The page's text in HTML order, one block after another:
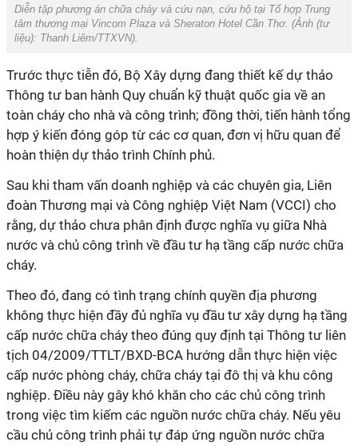
Diễn tập phương án chữa cháy và cứu nạn, cứu hộ tại Tổ hợp Trung
tâm thương mại Vincom Plaza và Sheraton Hotel Cần Thơ. (Ảnh (tư
liệu): Thanh Liêm/TTXVN).
Trước thực tiễn đó, Bộ Xây dựng đang thiết kế dự thảo
Thông tư ban hành Quy chuẩn kỹ thuật quốc gia về an
toàn cháy cho nhà và công trình; đồng thời, tiến hành tổng
hợp ý kiến đóng góp từ các cơ quan, đơn vị hữu quan để
hoàn thiện dự thảo trình Chính phủ.
Sau khi tham vấn doanh nghiệp và các chuyên gia, Liên
đoàn Thương mại và Công nghiệp Việt Nam (VCCI) cho
rằng, dự thảo chưa phân định được nghĩa vụ giữa Nhà
nước và chủ công trình về đầu tư hạ tầng cấp nước chữa
cháy.
Theo đó, đang có tình trạng chính quyền địa phương
không thực hiện đầy đủ nghĩa vụ đầu tư xây dựng hạ tầng
cấp nước chữa cháy theo đúng quy định tại Thông tư liên
tịch 04/2009/TTLT/BXD-BCA hướng dẫn thực hiện việc
cấp nước phòng cháy, chữa cháy tại đô thị và khu công
nghiệp. Điều này gây khó khăn cho các chủ công trình
trong việc tìm kiếm các nguồn nước chữa cháy. Nếu yêu
cầu chủ công trình phải tự đáp ứng nguồn nước chữa